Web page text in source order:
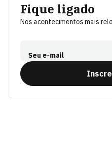
Fique ligado
Nos acontecimentos mais
Seu e-mail